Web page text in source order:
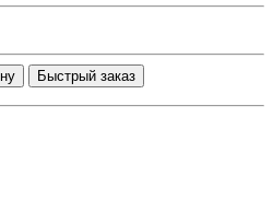
Быстрый заказ